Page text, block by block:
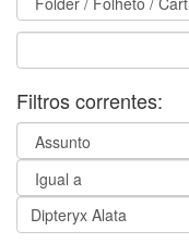
Filtros correntes: